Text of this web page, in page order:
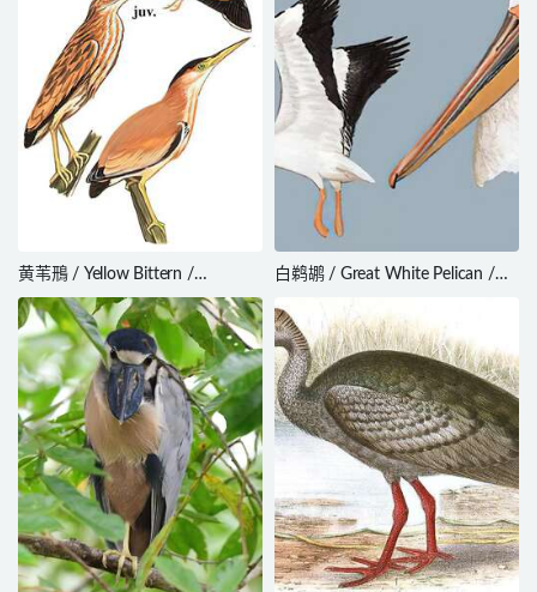
黄苇鳽 / Yellow Bittern /
Ixobrychus sinensis
白鹈鹕 / Great White Pelican /